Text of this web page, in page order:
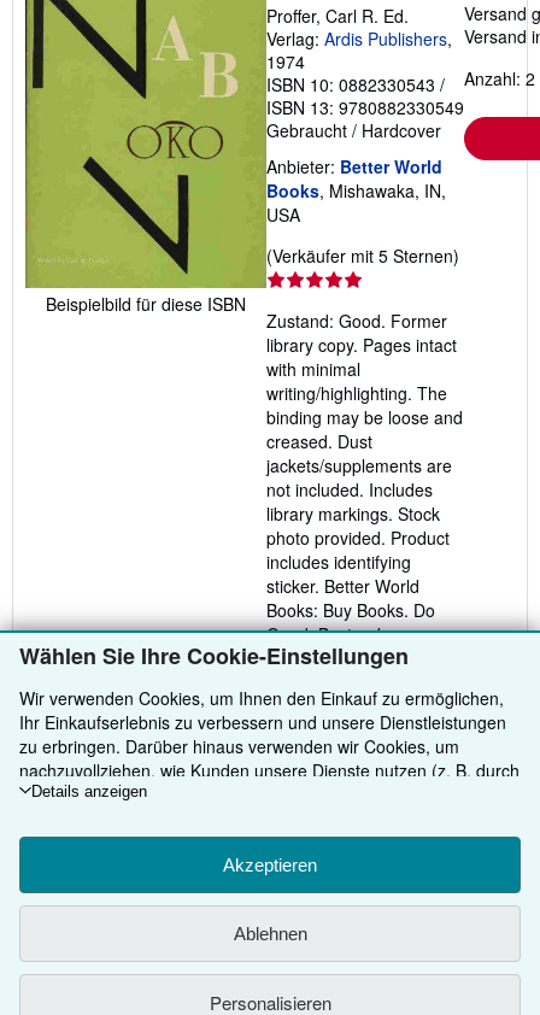
Wählen Sie Ihre Cookie-Einstellungen
Wir verwenden Cookies, um Ihnen den Einkauf zu ermöglichen,
Ihr Einkaufserlebnis zu verbessern und unsere Dienstleistungen
zu erbringen. Darüber hinaus verwenden wir Cookies, um
nachzuvollziehen, wie Kunden unsere Dienste nutzen (z. B. durch
die Erfassung von Website-Besuchen), sodass wir Optimierungen
Cookies von Drittanbietern ein, um in Anzeigen relevante Inhalte
darzustellen und die Effizienz von Anzeigen zu ermitteln. Wählen
Sie „Ablehnen" aus, um abzulehnen, oder „Personalisieren", um
mehr zu erfahren. Sie können Ihre Auswahl jederzeit ändern,
Cookie-Einstellungen aufrufen. Weitere
Informationen über die Verwendung von Cookies finden Sie in
Details anzeigen
Akzeptieren
Ablehnen
Personalisieren
Beispielbild für diese ISBN
Proffer, Carl R. Ed.
Verlag: Ardis Publishers,
1974
ISBN 10: 0882330543 /
ISBN 13: 9780882330549
Gebraucht / Hardcover
Anbieter: Better World
Books, Mishawaka, IN,
USA
(Verkäufer mit 5 Sternen)
Zustand: Good. Former
library copy. Pages intact
with minimal
writing/highlighting. The
binding may be loose and
creased. Dust
jackets/supplements are
not included. Includes
library markings. Stock
photo provided. Product
includes identifying
sticker. Better World
Books: Buy Books. Do
Good.Bestandsnummer
des Verkäufers 2927647-
Verkäufer kontaktieren
Versand
Versand
Anzahl:
ZURÜCK NACH OBEN
Kaufen